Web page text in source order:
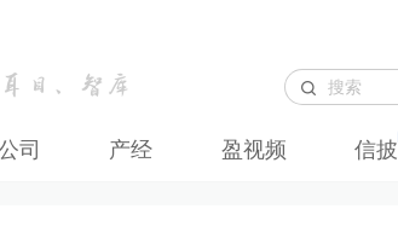
司 产经 盈视频 信披